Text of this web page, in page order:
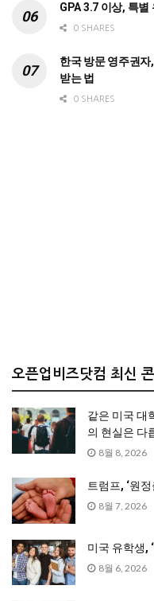
GPA 3.7 이상, 특
0 SHARES
한국 방문 영주권자
받는 법
0 SHARES
오픈업비즈닷컴 최신
같은 미국 대
의 현실은 다
8월 8, 2026
트럼프, ‘원
8월 7, 2026
미국 유학생,
8월 6, 2026